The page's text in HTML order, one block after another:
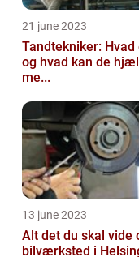
21 june 2023
Tandtekniker: Hvad
og hvad kan de
me...
13 june 2023
Alt det du skal vide
bilværksted i